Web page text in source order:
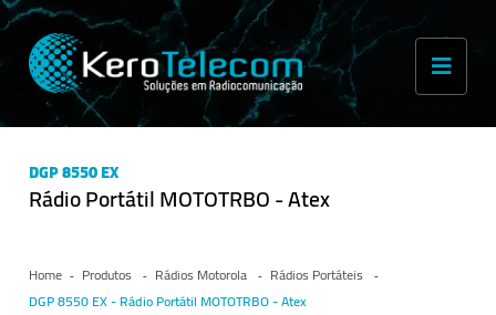
DGP 8550 EX
Rádio Portátil MOTOTRBO - Atex
Home Produtos Rádios Motorola
Rádios Portáteis
DGP 8550 EX - Rádio Portátil MOTOTRBO - Atex